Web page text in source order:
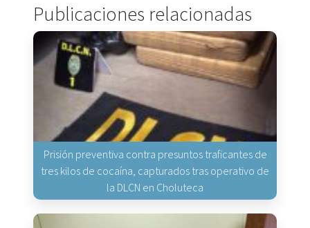
Publicaciones relacionadas
Prisión preventiva contra presuntos traficantes de
tres kilos de cocaína, capturados tras operativo de
la DLCN en Choluteca